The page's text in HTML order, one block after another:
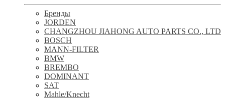
Бренды
JORDEN
CHANGZHOU JIAHONG AUTO PARTS CO., LTD
BOSCH
MANN-FILTER
BMW
BREMBO
DOMINANT
SAT
Mahle/Knecht